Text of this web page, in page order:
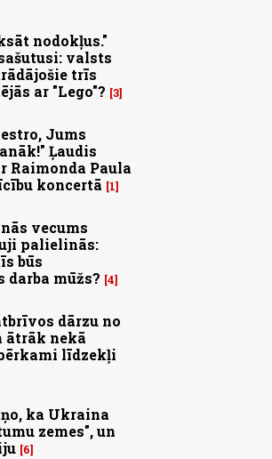
nodokļus."
valsts
trīs
ar "Lego"? 3
Jums
Ļaudis
Raimonda Paula
koncertā
1
vecums
palielinās:
būs
mūžs? 4
dārzu no
ātrāk nekā
līdzekļi
ka Ukraina
zemes", un
6